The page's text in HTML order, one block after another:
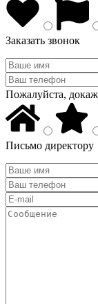
Заказать звонок
Пожалуйста,
Письмо директору